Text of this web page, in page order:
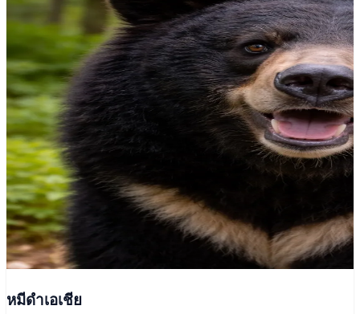
หมีดำเอเชีย